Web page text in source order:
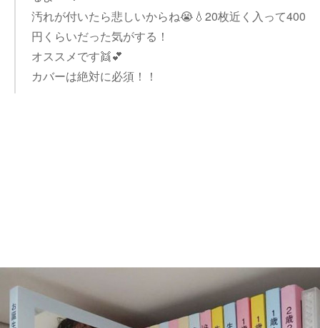
汚れが付いたら悲しいからね😭💧20枚近く入って400
円くらいだった気がする！
オススメです👯💕
カバーは絶対に必須！！